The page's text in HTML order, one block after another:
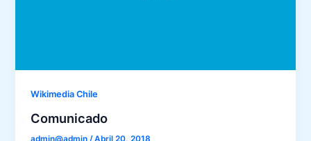
Wikimedia Chile
Comunicado